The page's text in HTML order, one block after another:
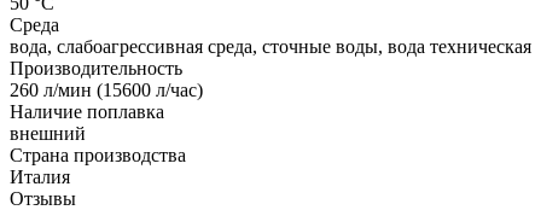
Среда
вода, слабоагрессивная среда, сточные воды, вода техническая
Производительность
260 л/мин (15600 л/час)
Наличие поплавка
внешний
Страна производства
Италия
Отзывы